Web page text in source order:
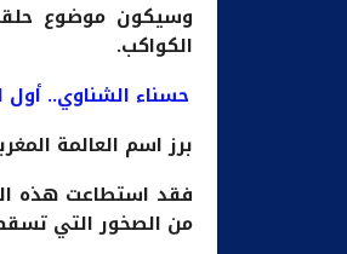
وسيكون موضوع
الكواكب.
حسناء الشناوي.. أول
برز اسم العالمة
فقد استطاعت هذه
من الصخور التي